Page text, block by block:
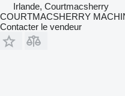
Irlande, Courtmacsherry
COURTMACSHERRY
Contacter le vendeur